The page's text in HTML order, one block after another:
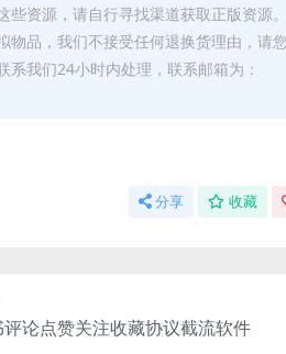
资源，请自行寻找渠道获取正版资源
品，我们不接受任何退换货理由，请
我们24小时内处理，联系邮箱为：
分享 收藏
论点赞关注收藏协议截流软件